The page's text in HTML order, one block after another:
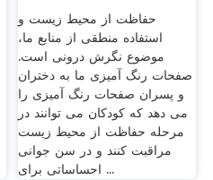
حفاظت از محیط زیست و
استفاده منطقی از منابع ما،
موضوع نگرش درونی است.
صفحات رنگ آمیزی ما به دختران
و پسران صفحات رنگ آمیزی را
می دهد که کودکان می توانند در
مرحله حفاظت از محیط زیست
مراقبت کنند و در سن جوانی
احساساتی برای ...